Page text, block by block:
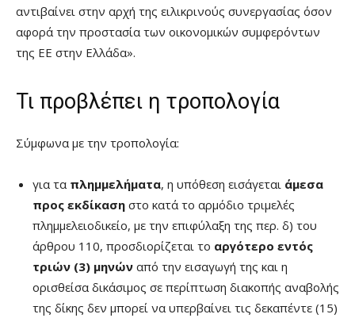
αντιβαίνει στην αρχή της ειλικρινούς συνεργασίας όσον
αφορά την προστασία των οικονομικών συμφερόντων
της ΕΕ στην Ελλάδα».
Τι προβλέπει η τροπολογία
Σύμφωνα με την τροπολογία:
για τα πλημμελήματα, η υπόθεση εισάγεται άμεσα
προς εκδίκαση στο κατά το αρμόδιο τριμελές
πλημμελειοδικείο, με την επιφύλαξη της περ. δ) του
άρθρου 110, προσδιορίζεται το αργότερο εντός
τριών (3) μηνών από την εισαγωγή της και η
ορισθείσα δικάσιμος σε περίπτωση διακοπής αναβολής
της δίκης δεν μπορεί να υπερβαίνει τις δεκαπέντε (15)